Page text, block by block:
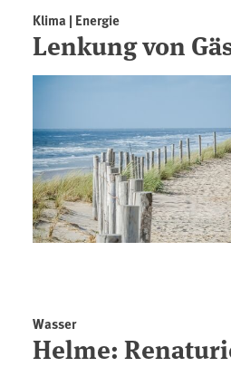
Klima | Energie
Lenkung von
Wasser
Helme: